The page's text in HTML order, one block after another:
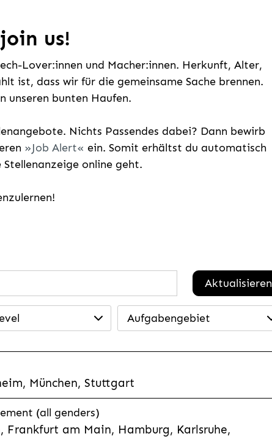
us!
Lover:innen und Macher:innen. Herkunft, Alter,
ist, dass wir für die gemeinsame Sache brennen.
unseren bunten Haufen.
Nichts Passendes dabei? Dann bewirb
Job Alert
ein. Somit erhältst du automatisch
online geht.
Aktualisieren
Aufgabengebiet
München, Stuttgart
(all genders)
Frankfurt am Main, Hamburg, Karlsruhe,